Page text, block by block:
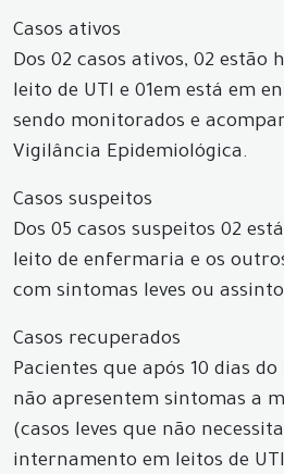
Casos ativos
Dos 02 casos ativos, 02 estão
leito de UTI e 01em está em
sendo monitorados e
Vigilância Epidemiológica.
Casos suspeitos
Dos 05 casos suspeitos 02
leito de enfermaria e os
com sintomas leves ou
Casos recuperados
Pacientes que após 10 dias
não apresentem sintomas a
(casos leves que não
internamento em leitos de